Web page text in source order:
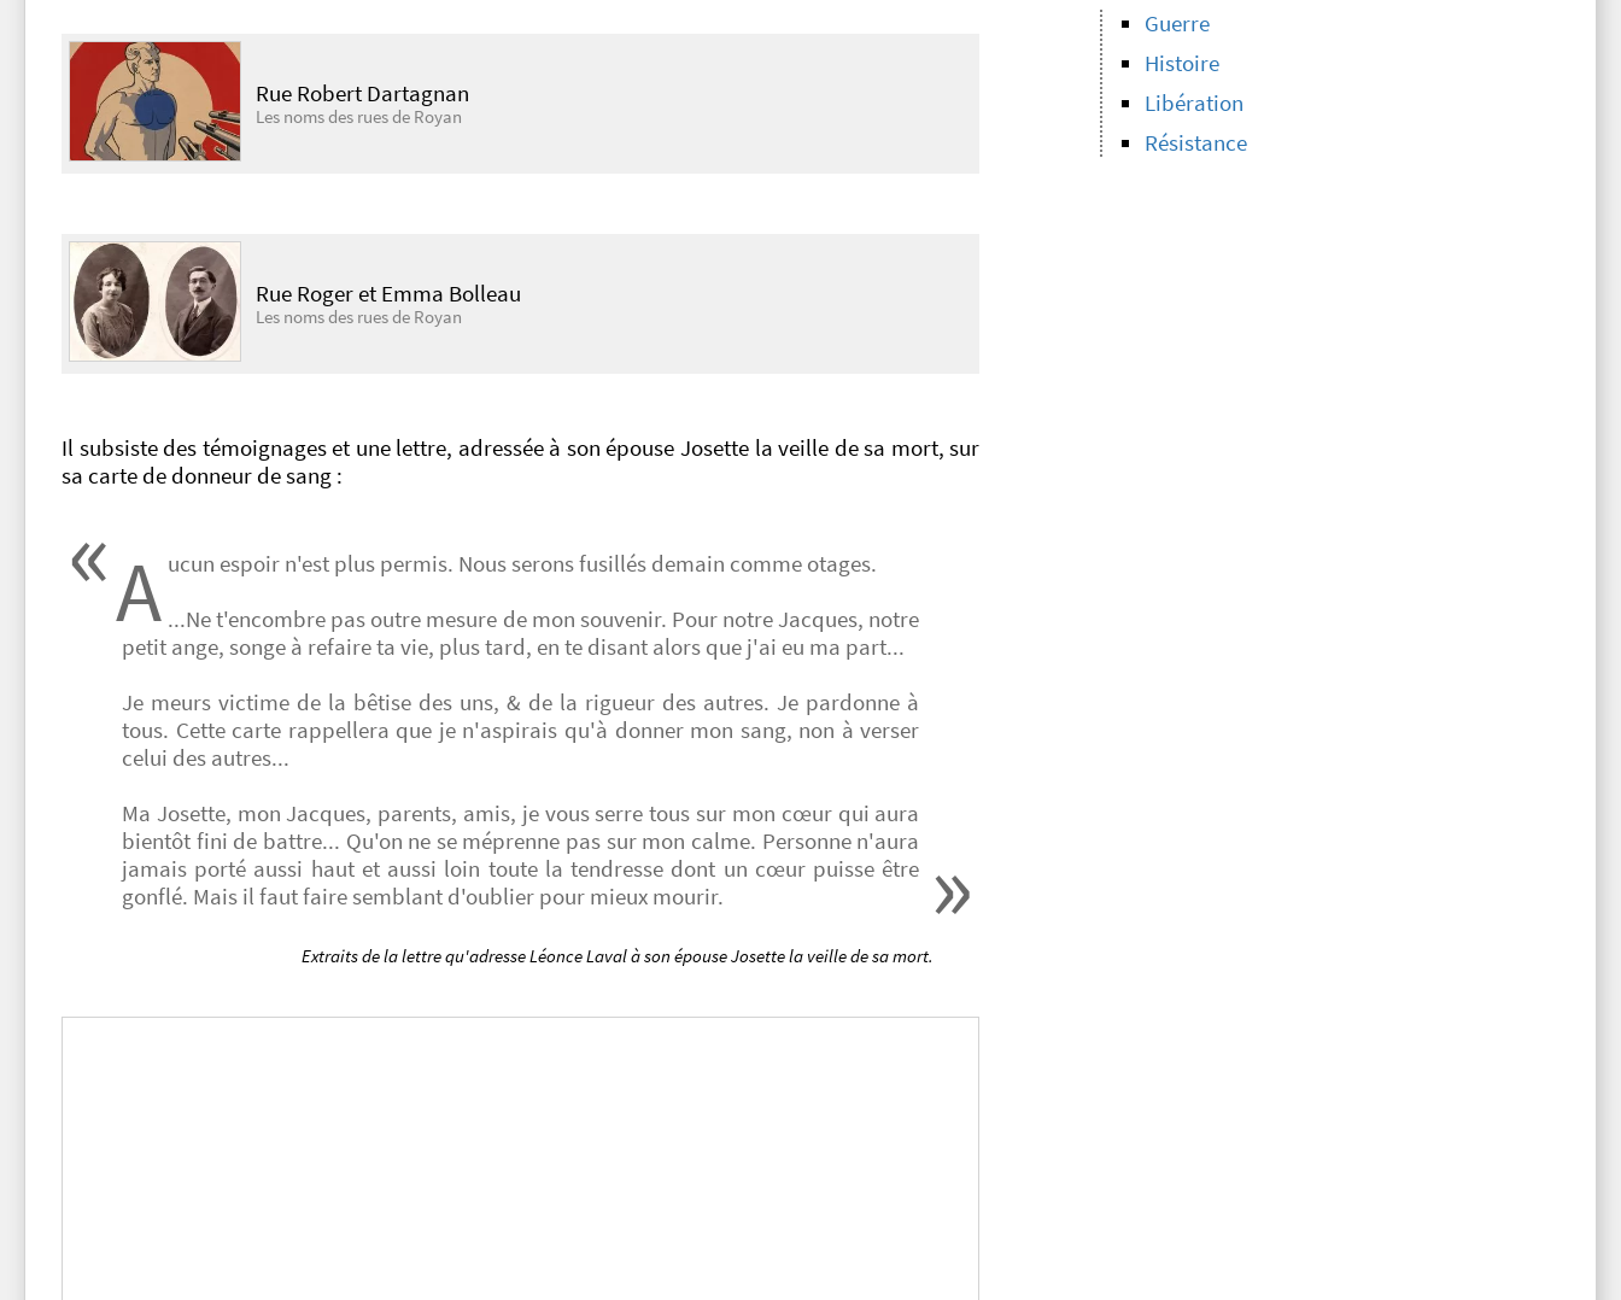
Rue Robert Dartagnan
Les noms des rues de Royan
Rue Roger et Emma Bolleau
Les noms des rues de Royan
Il subsiste des témoignages et une lettre, adressée à son épouse Josette la veille de sa mort, sur
sa carte de donneur de sang :
A ucun espoir n'est plus permis. Nous serons fusillés demain comme otages.
...Ne t'encombre pas outre mesure de mon souvenir. Pour notre Jacques, notre
petit ange, songe à refaire ta vie, plus tard, en te disant alors que j'ai eu ma part...
Je meurs victime de la bêtise des uns, & de la rigueur des autres. Je pardonne à
tous. Cette carte rappellera que je n'aspirais qu'à donner mon sang, non à verser
celui des autres...
Ma Josette, mon Jacques, parents, amis, je vous serre tous sur mon cœur qui aura
bientôt fini de battre... Qu'on ne se méprenne pas sur mon calme. Personne n'aura
jamais porté aussi haut et aussi loin toute la tendresse dont un cœur puisse être
gonflé. Mais il faut faire semblant d'oublier pour mieux mourir.
Extraits de la lettre qu'adresse Léonce Laval à son épouse Josette la veille de sa mort.
Guerre
Histoire
Libération
Résistance